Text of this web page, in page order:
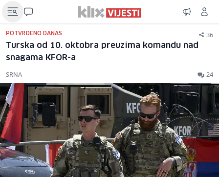
POTVRĐENO DANAS 36
Turska od 10. oktobra preuzima komandu nad
snagama KFOR-a
SRNA 24